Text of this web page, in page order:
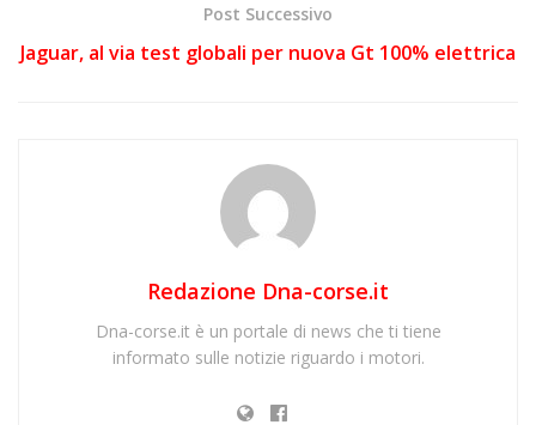
Post Successivo
Jaguar, al via test globali per nuova Gt 100% elettrica
Redazione Dna-corse.it
Dna-corse.it è un portale di news che ti tiene
informato sulle notizie riguardo i motori.